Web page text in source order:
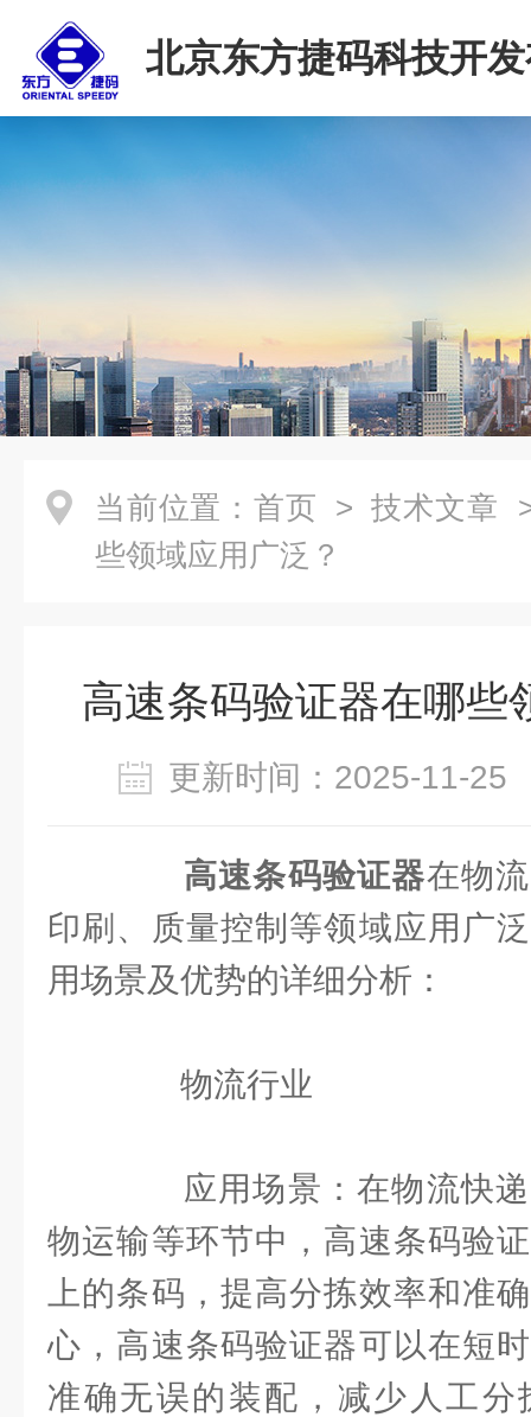
北京东方捷码科技开
司
当前位置： 首页 > 技术文章
些领域应用广泛？
高速条码验证器在哪些
更新时间：2025-11-
高速条码验证器在物
印刷、质量控制等领域应用广
用场景及优势的详细分析：
物流行业
应用场景：在物流快递
物运输等环节中，高速条码验
上的条码，提高分拣效率和准
心，高速条码验证器可以在短
准确无误的装配，减少人工